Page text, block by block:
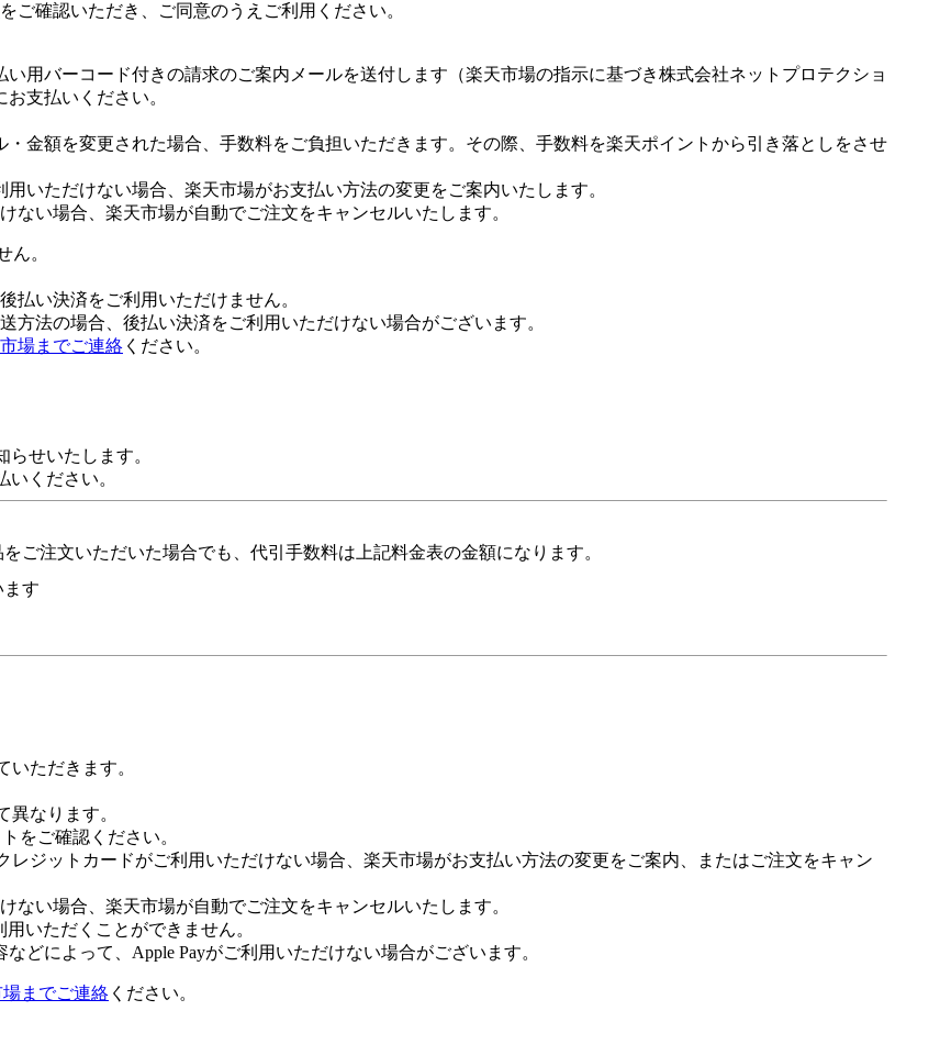
をご確認いただき、ご同意のうえご利用ください。
用バーコード付きの請求のご案内メールを送付します（楽天市場の指示に基づき株式会社ネットプロテクショ
支払いください。
金額を変更された場合、手数料をご負担いただきます。その際、手数料を楽天ポイントから引き落としをさせ
いただけない場合、楽天市場がお支払い方法の変更をご案内いたします。
ない場合、楽天市場が自動でご注文をキャンセルいたします。
ん。
払い決済をご利用いただけません。
法の場合、後払い決済をご利用いただけない場合がございます。
場までご連絡 ください。
せいたします。
ください。
ご注文いただいた場合でも、代引手数料は上記料金表の金額になります。
ます
いただきます。
異なります。
をご確認ください。
レジットカードがご利用いただけない場合、楽天市場がお支払い方法の変更をご案内、またはご注文をキャン
ない場合、楽天市場が自動でご注文をキャンセルいたします。
いただくことができません。
どによって、Apple Payがご利用いただけない場合がございます。
までご連絡 ください。